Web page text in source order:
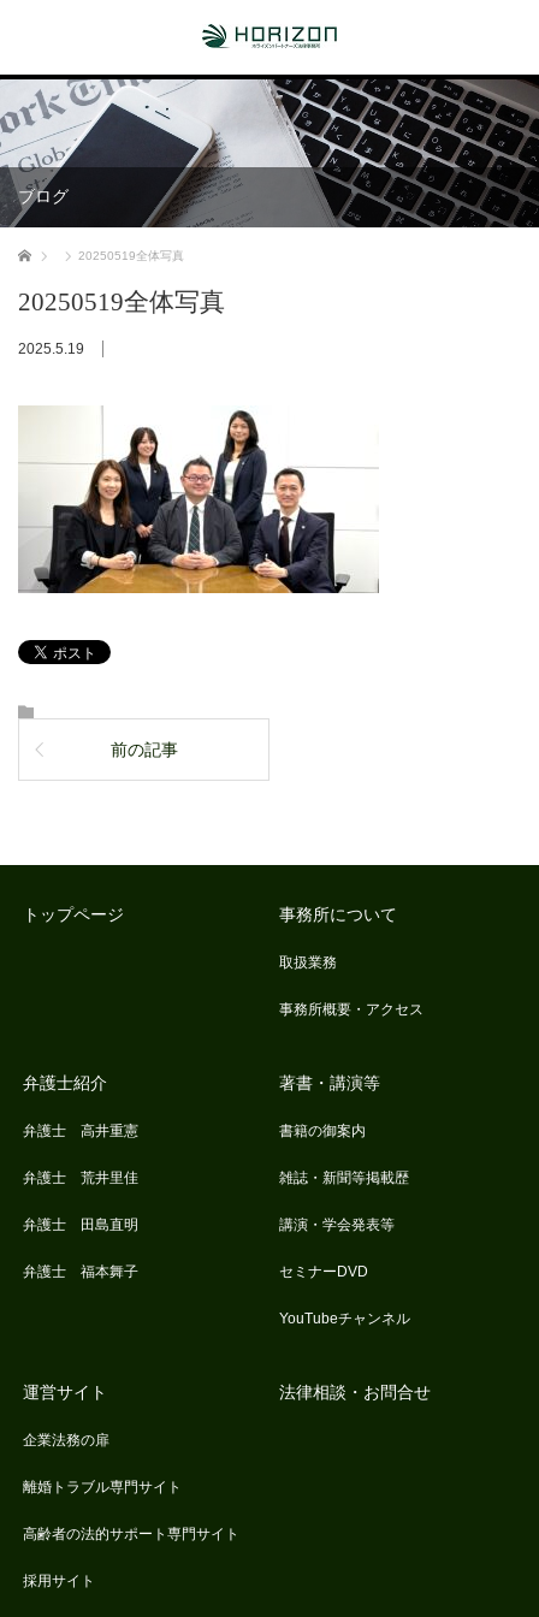
ブログ
ホーム 20250519全体写真
20250519全体写真
2025.5.19
前の記事
トップページ 事務所について
取扱業務
事務所概要・アクセス
弁護士紹介
弁護士 高井重憲
弁護士 荒井里佳
弁護士 田島直明
弁護士 福本舞子
著書・講演等
書籍の御案内
雑誌・新聞等掲載歴
講演・学会発表等
セミナーDVD
YouTubeチャンネル
運営サイト
企業法務の扉
離婚トラブル専門サイト
高齢者の法的サポート専門サイト
採用サイト
法律相談・お問合せ